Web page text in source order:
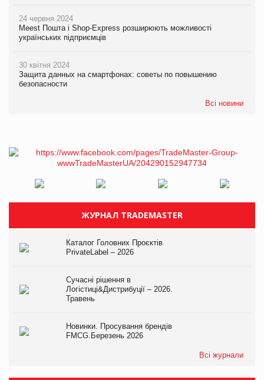
24 червня 2024
Meest Пошта і Shop-Express розширюють можливості
українських підприємців
30 квітня 2024
Защита данных на смартфонах: советы по повышению
безопасности
Всі новини
ЖУРНАЛ TRADEMASTER
Каталог Головних Проєктів
PrivateLabel – 2026
Сучасні рішення в
Логістиці&Дистрибуції – 2026.
Травень
Новинки. Просування брендів
FMCG.Березень 2026
Всі журнали